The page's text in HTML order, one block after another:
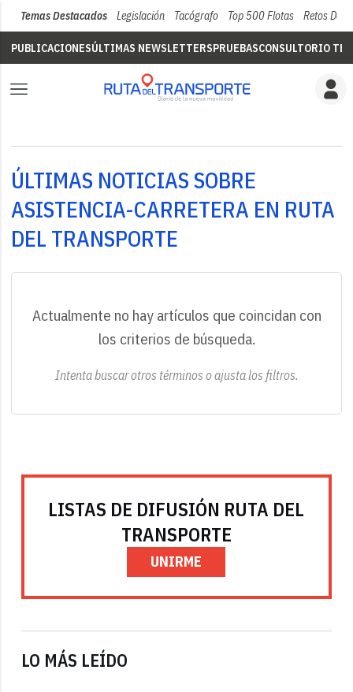
Temas Destacados Legislación Tacógrafo Top 500 Flotas Retos Del
PUBLICACIONESÚLTIMAS NEWSLETTERSPRUEBASCONSULTORIO
ÚLTIMAS NOTICIAS SOBRE
ASISTENCIA-CARRETERA EN RUTA
DEL TRANSPORTE
Actualmente no hay artículos que coincidan con
los criterios de búsqueda.
Intenta buscar otros términos o ajusta los filtros.
LISTAS DE DIFUSIÓN RUTA DEL
TRANSPORTE
UNIRME
LO MÁS LEÍDO